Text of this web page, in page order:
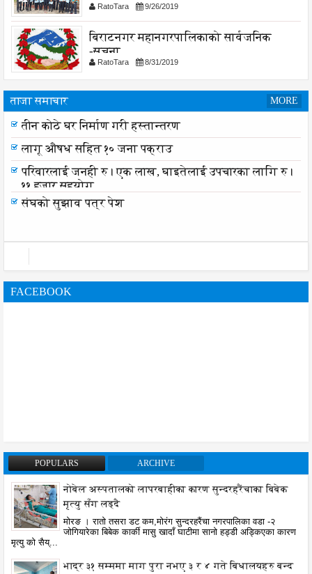
RatoTara 9/26/2019
बिराटनगर महानगरपालिकाको सार्वजनिक
-सुचना
RatoTara 8/31/2019
ताजा समाचार MORE
तीन कोठे घर निर्माण गरी हस्तान्तरण
तीन कोठे घर निर्माण गरी हस्तान्तरण
लागू औषध सहित १० जना पक्राउ
परिवारलाई जनही रु। एक लाख, घाइतेलाई उपचारका लागि रु।
११ हजार सहयोग
संघको सुझाव पत्र पेश
FACEBOOK
POPULARS ARCHIVE
नोबेल अस्पतालको लापरबाहीका कारण सुन्दरहरैंचाका बिबेक
मृत्यु सँग लड्दै
मोरङ । रातो तसरा डट कम,मोरंग सुन्दरहरैंचा नगरपालिका वडा -२
जोगियारेका बिबेक कार्की मासु खादाँ घाटीमा सानो हड्डी अड्किएका कारण
मृत्यु को सैय्...
भाद्र ३१ सम्ममा माग पुरा नभए ३ र ४ गते बिधालयहरु बन्द